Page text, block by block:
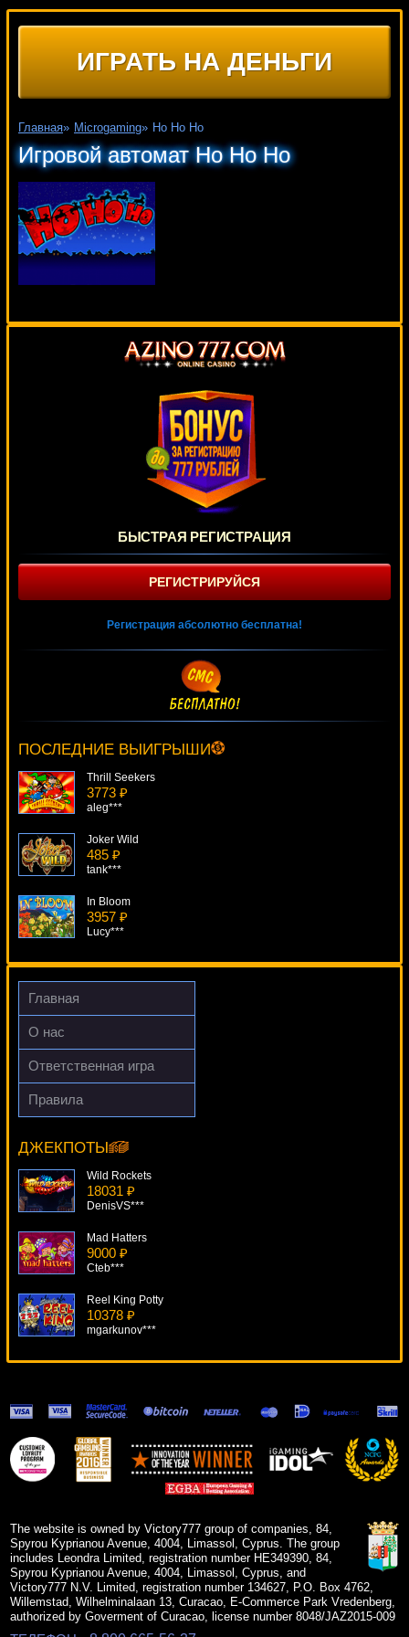
ИГРАТЬ НА ДЕНЬГИ
Главная» Microgaming» Ho Ho Ho
Игровой автомат Ho Ho Ho
БЫСТРАЯ РЕГИСТРАЦИЯ
РЕГИСТРИРУЙСЯ
Регистрация абсолютно бесплатна!
ПОСЛЕДНИЕ ВЫИГРЫШИ
sgvwood***
Thrill Seekers
3773 ₽
aleg***
Joker Wild
485 ₽
tank***
In Bloom
3957 ₽
Lucy***
Masques Of San Marco
4520 ₽
Deni***
Главная
О нас
Ответственная игра
Правила
ДЖЕКПОТЫ
Steam Punk Heroes
alex***
Wild Rockets
18031 ₽
DenisVS***
Mad Hatters
9000 ₽
Cteb***
Reel King Potty
10378 ₽
mgarkunov***
Jackpot Giant
17978 ₽
tank***
Victorious
The website is owned by Victory777 group of companies, 84,
Spyrou Kyprianou Avenue, 4004, Limassol, Cyprus. The group
includes Leondra Limited, registration number HE349390, 84,
Spyrou Kyprianou Avenue, 4004, Limassol, Cyprus, and
Victory777 N.V. Limited, registration number 134627, P.O. Box 4762,
Willemstad, Wilhelminalaan 13, Curacao, E-Commerce Park Vredenberg,
authorized by Goverment of Curacao, license number 8048/JAZ2015-009